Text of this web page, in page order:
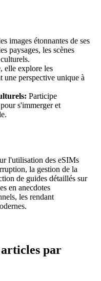
images étonnantes de ses
paysages, les scènes
elle explore les
une perspective unique à
Participe
s'immerger et
l'utilisation des eSIMs
la gestion de la
de guides détaillés sur
en anecdotes
les rendant
par